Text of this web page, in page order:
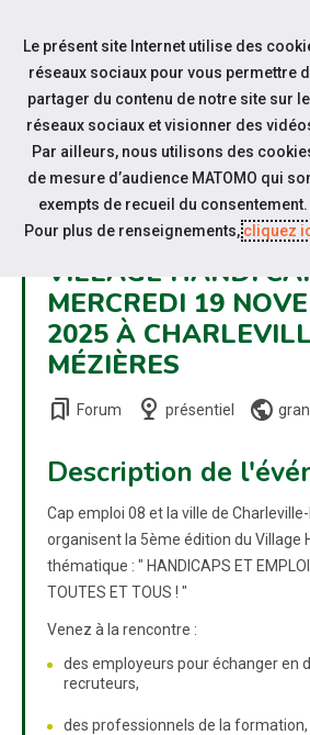
Aller au contenu
VILLAGE HANDI'CAP
MERCREDI 19
2025 À
MÉZIÈRES
bookmarks Forum nest_cam_indoor présentiel public
Description de
Cap emploi 08 et la ville de
organisent la 5ème édition du Village
thématique : " HANDICAPS ET EMPLOI
TOUTES ET TOUS ! "
Venez à la rencontre :
des employeurs pour échanger en
recruteurs,
des professionnels de la
Le présent site Internet utilise des
réseaux sociaux pour vous permettre
partager du contenu de notre site sur
réseaux sociaux et visionner des
Par ailleurs, nous utilisons des
de mesure d’audience MATOMO qui
exempts de recueil du consentement.
Pour plus de renseignements,cliquez